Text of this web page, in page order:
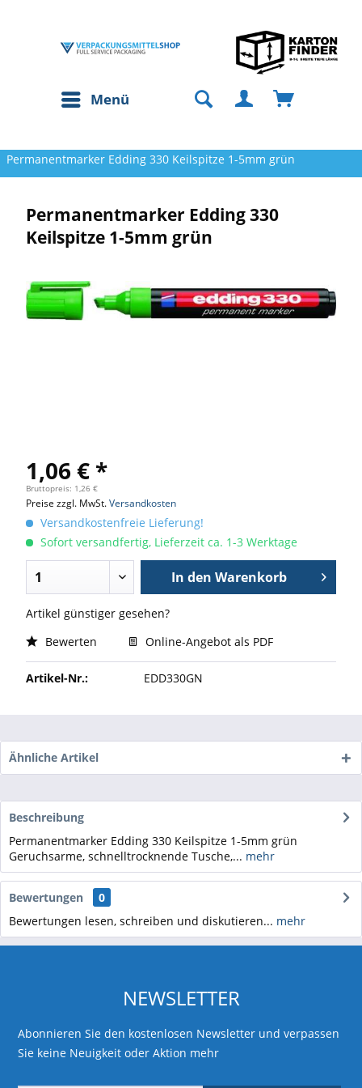
Menü
Permanentmarker Edding 330 Keilspitze 1-5mm grün
Permanentmarker Edding 330
Keilspitze 1-5mm grün
1,06 € *
Bruttopreis: 1,26 €
Preise zzgl. MwSt.Versandkosten
Versandkostenfreie Lieferung!
Sofort versandfertig, Lieferzeit ca. 1-3 Werktage
In den Warenkorb
Artikel günstiger gesehen?
Bewerten
Online-Angebot als PDF
Artikel-Nr.: EDD330GN
Ähnliche Artikel
Beschreibung
Permanentmarker Edding 330 Keilspitze 1-5mm grün
Geruchsarme, schnelltrocknende Tusche,... mehr
Bewertungen
0
Bewertungen lesen, schreiben und diskutieren... mehr
NEWSLETTER
Abonnieren Sie den kostenlosen Newsletter und verpassen
Sie keine Neuigkeit oder Aktion mehr